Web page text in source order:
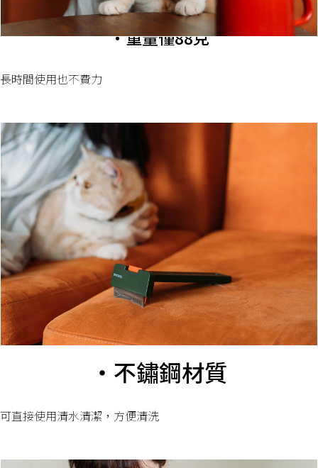
・重量僅88克
長時間使用也不費力
・不鏽鋼材質
可直接使用清水清潔，方便清洗